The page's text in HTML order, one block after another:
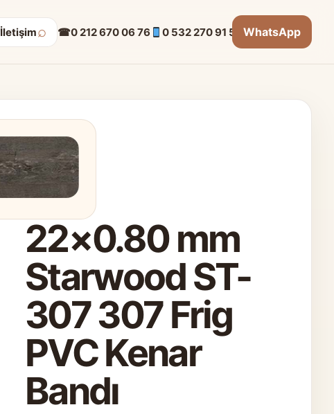
İletişim⌕ ☎0 212 670 06 76 0 532 270 91 53 WhatsApp
22×0.80 mm
Starwood ST-
307 307 Frig
PVC Kenar
Bandı